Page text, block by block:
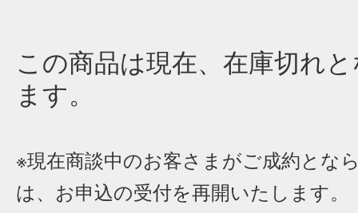
この商品は現在、在庫切れ
ます。
※現在商談中のお客さまがご成約とな
は、お申込の受付を再開いたします。